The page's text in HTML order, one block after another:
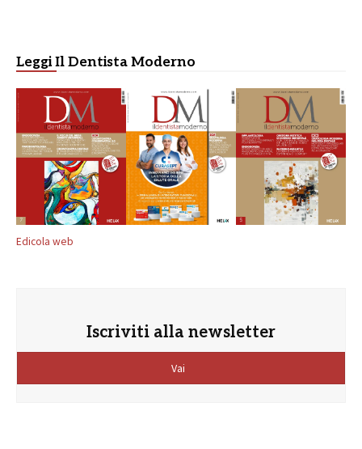
Leggi Il Dentista Moderno
Edicola web
Iscriviti alla newsletter
Vai